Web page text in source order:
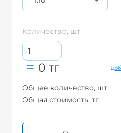
Количество, шт
0 тг
Общее количество, шт
Общая стоимость, тг